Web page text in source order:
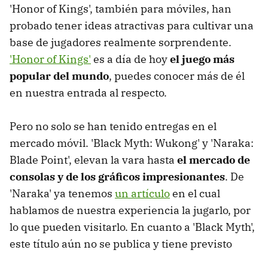
'Honor of Kings', también para móviles, han
probado tener ideas atractivas para cultivar una
base de jugadores realmente sorprendente.
'Honor of Kings' es a día de hoyel juego más
popular del mundo, puedes conocer más de él
en nuestra entrada al respecto.
Pero no solo se han tenido entregas en el
mercado móvil. 'Black Myth: Wukong' y 'Naraka:
Blade Point', elevan la vara hasta el mercado de
consolas y de los gráficos impresionantes. De
'Naraka' ya tenemos un artículoen el cual
hablamos de nuestra experiencia la jugarlo, por
lo que pueden visitarlo. En cuanto a 'Black Myth',
este título aún no se publica y tiene previsto